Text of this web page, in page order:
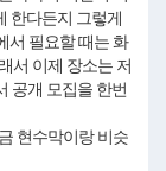
한다든지 그렇게
서 필요할 때는 화
서 이제 장소는 저
공개 모집을 한번
현수막이랑 비슷